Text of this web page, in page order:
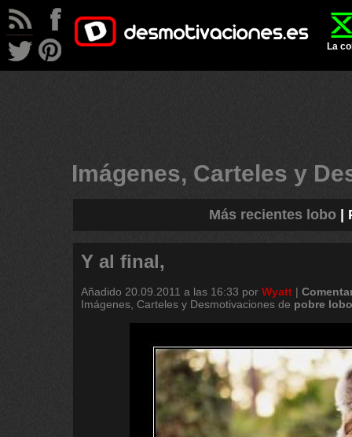
La
Imágenes, Carteles y
Más recientes lobo|
Y al final,
Añadido 20.09.2011 a las 16:33 por Wyatt |
Imágenes, Carteles y Desmotivaciones de pobre lobo